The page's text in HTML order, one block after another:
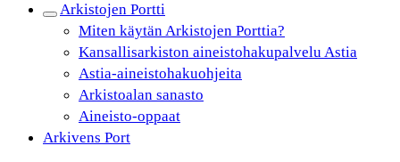
Arkistojen Portti
Miten käytän Arkistojen Porttia?
Kansallisarkiston aineistohakupalvelu Astia
Astia-aineistohakuohjeita
Arkistoalan sanasto
Aineisto-oppaat
Arkivens Port